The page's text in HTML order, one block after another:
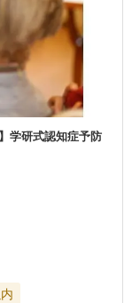
学研式認知症予防